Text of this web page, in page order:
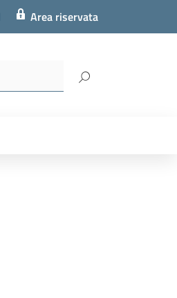
Area riservata